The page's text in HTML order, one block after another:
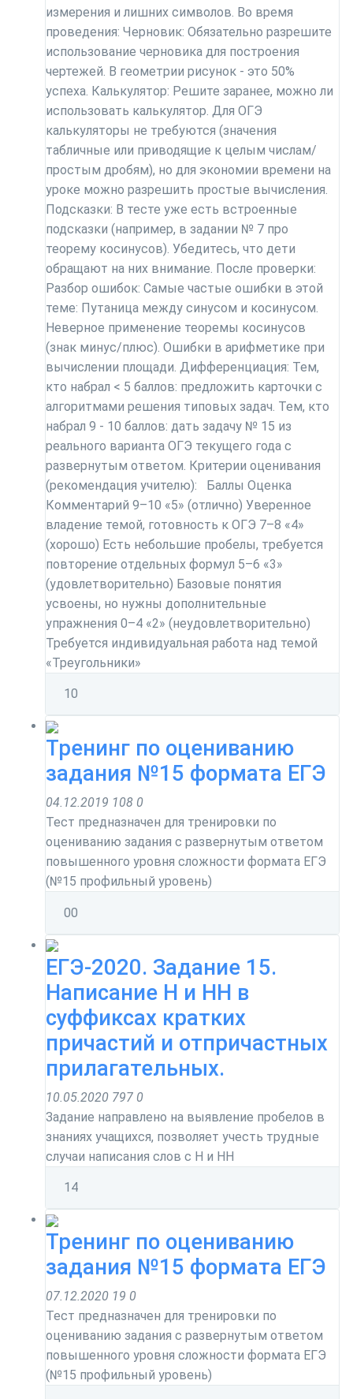
измерения и лишних символов. Во время
проведения: Черновик: Обязательно разрешите
использование черновика для построения
чертежей. В геометрии рисунок - это 50%
успеха. Калькулятор: Решите заранее, можно ли
использовать калькулятор. Для ОГЭ
калькуляторы не требуются (значения
табличные или приводящие к целым числам/
простым дробям), но для экономии времени на
уроке можно разрешить простые вычисления.
Подсказки: В тесте уже есть встроенные
подсказки (например, в задании № 7 про
теорему косинусов). Убедитесь, что дети
обращают на них внимание. После проверки:
Разбор ошибок: Самые частые ошибки в этой
теме: Путаница между синусом и косинусом.
Неверное применение теоремы косинусов
(знак минус/плюс). Ошибки в арифметике при
вычислении площади. Дифференциация: Тем,
кто набрал < 5 баллов: предложить карточки с
алгоритмами решения типовых задач. Тем, кто
набрал 9 - 10 баллов: дать задачу № 15 из
реального варианта ОГЭ текущего года с
развернутым ответом. Критерии оценивания
(рекомендация учителю): Баллы Оценка
Комментарий 9–10 «5» (отлично) Уверенное
владение темой, готовность к ОГЭ 7–8 «4»
(хорошо) Есть небольшие пробелы, требуется
повторение отдельных формул 5–6 «3»
(удовлетворительно) Базовые понятия
усвоены, но нужны дополнительные
упражнения 0–4 «2» (неудовлетворительно)
Требуется индивидуальная работа над темой
«Треугольники»
1 0
Тренинг по оцениванию
задания №15 формата ЕГЭ
04.12.2019 108 0
Тест предназначен для тренировки по
оцениванию задания с развернутым ответом
повышенного уровня сложности формата ЕГЭ
(№15 профильный уровень)
00
ЕГЭ-2020. Задание 15.
Написание Н и НН в
суффиксах кратких
причастий и отпричастных
прилагательных.
10.05.2020 797 0
Задание направлено на выявление пробелов в
знаниях учащихся, позволяет учесть трудные
случаи написания слов с Н и НН
1 4
Тренинг по оцениванию
задания №15 формата ЕГЭ
07.12.2020 19 0
Тест предназначен для тренировки по
оцениванию задания с развернутым ответом
повышенного уровня сложности формата ЕГЭ
(№15 профильный уровень)